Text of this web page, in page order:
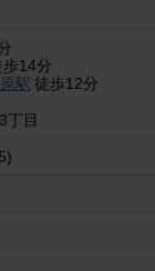
歩14分
駅 徒歩12分
3丁目